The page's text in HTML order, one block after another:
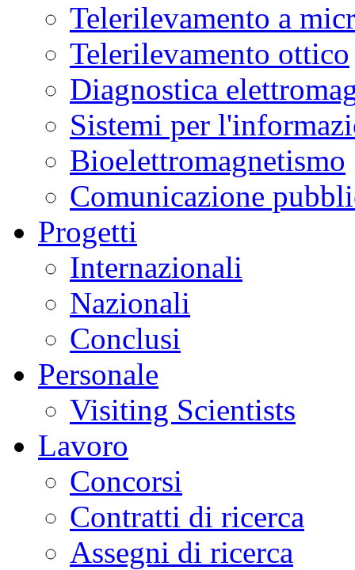
Telerilevamento a
Telerilevamento ottico
Diagnostica
Sistemi per
Bioelettromagnetismo
Comunicazione
Progetti
Internazionali
Nazionali
Conclusi
Personale
Visiting Scientists
Lavoro
Concorsi
Contratti di ricerca
Assegni di ricerca